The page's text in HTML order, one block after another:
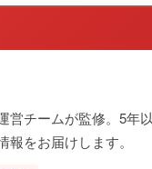
営チームが監修。5年
をお届けします。